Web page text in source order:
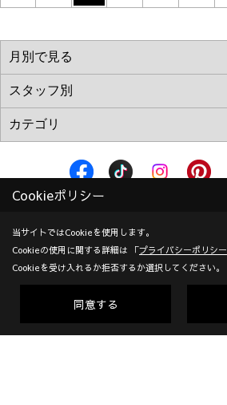
株式会社加度商
〒722-0026
広島県尾道市栗原西2丁目3-15
地図
＜営業時間＞9:00～18:00
＜定休日＞年末年始、GW、夏期他
Cookieポリシー
当サイトではCookieを使用します。
Cookieの使用に関する詳細は 「プライバシーポリシー
Cookieを受け入れるか拒否するか選択してください。
同意する